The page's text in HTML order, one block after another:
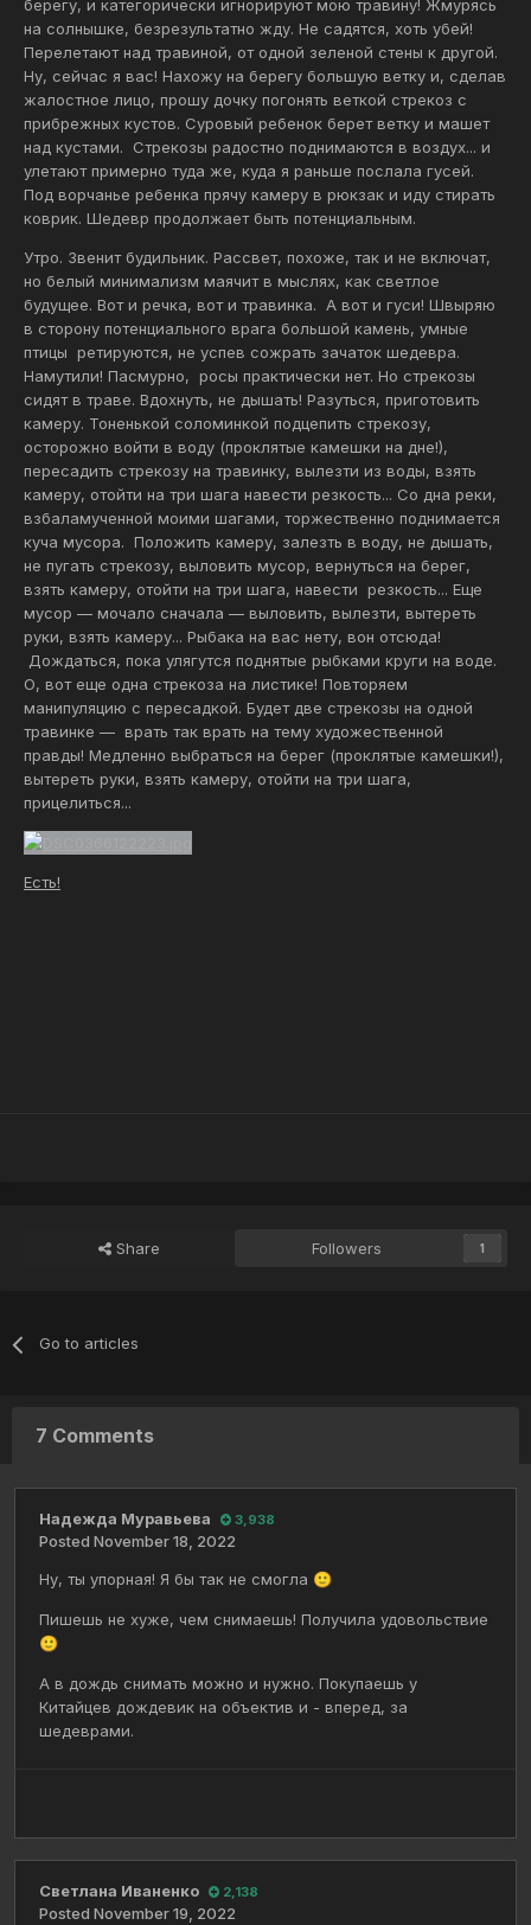
берегу, и категорически игнорируют мою травину! Жмурясь
на солнышке, безрезультатно жду. Не садятся, хоть убей!
Перелетают над травиной, от одной зеленой стены к другой.
Ну, сейчас я вас! Нахожу на берегу большую ветку и, сделав
жалостное лицо, прошу дочку погонять веткой стрекоз с
прибрежных кустов. Суровый ребенок берет ветку и машет
над кустами. Стрекозы радостно поднимаются в воздух... и
улетают примерно туда же, куда я раньше послала гусей.
Под ворчанье ребенка прячу камеру в рюкзак и иду стирать
коврик. Шедевр продолжает быть потенциальным.
Утро. Звенит будильник. Рассвет, похоже, так и не включат,
но белый минимализм маячит в мыслях, как светлое
будущее. Вот и речка, вот и травинка. А вот и гуси! Швыряю
в сторону потенциального врага большой камень, умные
птицы ретируются, не успев сожрать зачаток шедевра.
Намутили! Пасмурно, росы практически нет. Но стрекозы
сидят в траве. Вдохнуть, не дышать! Разуться, приготовить
камеру. Тоненькой соломинкой подцепить стрекозу,
осторожно войти в воду (проклятые камешки на дне!),
пересадить стрекозу на травинку, вылезти из воды, взять
камеру, отойти на три шага навести резкость... Со дна реки,
взбаламученной моими шагами, торжественно поднимается
куча мусора. Положить камеру, залезть в воду, не дышать,
не пугать стрекозу, выловить мусор, вернуться на берег,
взять камеру, отойти на три шага, навести резкость... Еще
мусор — мочало сначала — выловить, вылезти, вытереть
руки, взять камеру... Рыбака на вас нету, вон отсюда!
Дождаться, пока улягутся поднятые рыбками круги на воде.
О, вот еще одна стрекоза на листике! Повторяем
манипуляцию с пересадкой. Будет две стрекозы на одной
травинке — врать так врать на тему художественной
правды! Медленно выбраться на берег (проклятые камешки!),
вытереть руки, взять камеру, отойти на три шага,
прицелиться...
Есть!
Share Followers 1
Go to articles
7 Comments
Надежда Муравьева 3,938
Posted November 18, 2022
Ну, ты упорная! Я бы так не смогла 🙂
Пишешь не хуже, чем снимаешь! Получила удовольствие
🙂
А в дождь снимать можно и нужно. Покупаешь у
Китайцев дождевик на объектив и - вперед, за
шедеврами.
Светлана Иваненко 2,138
Posted November 19, 2022